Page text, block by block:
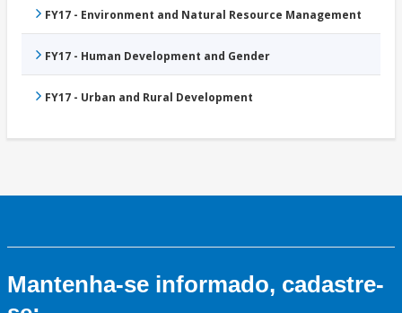
FY17 - Environment and Natural Resource Management
FY17 - Human Development and Gender
FY17 - Urban and Rural Development
Mantenha-se informado, cadastre-